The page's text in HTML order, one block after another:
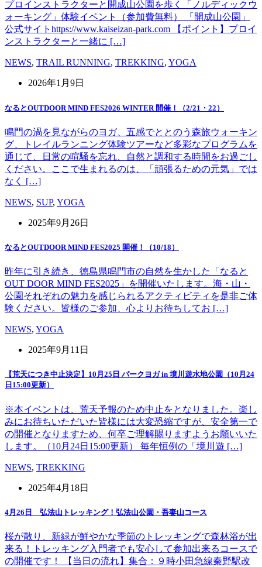
プロインストラクターと開成山公園を歩く「ノルディックウ
ォーキング」体験イベント（参加費無料） 「開成山公園」
公式サイトhttps://www.kaiseizan-park.com 【ポイント】プロイ
ンストラクターと一緒に […]
NEWS, TRAIL RUNNING, TREKKING, YOGA
2026年1月9日
なるとOUTDOOR MIND FES2026 WINTER 開催！（2/21・22）
鳴門の渦を見ながらのヨガ、五感でととのう森旅ウォーキン
グ、トレイルランニング体験ツアーなど多彩なプログラムを
通じて、日常の喧騒を忘れ、自然と調和する時間をお過ごし
ください。ここで生まれるのは、「頑張るための元気」では
なく […]
NEWS, SUP, YOGA
2025年9月26日
なるとOUTDOOR MIND FES2025 開催！（10/18）
昨年に引き続き、徳島県鳴門市の自然を生かした「なると
OUT DOOR MIND FES2025」を開催いたします。海・山・
公園それぞれの魅力を感じられるアクティビティを是非ご体
験ください。皆様のご参加、心よりお待ちしてお […]
NEWS, YOGA
2025年9月11日
【荒天につき中止決定】10月25日 パークヨガ in 境川遊水地公園（10月24
日15:00更新）
※本イベントは、荒天予報のため中止をとなりました。楽し
みにお待ちいただいた皆様には大変恐縮ですが、安全第一で
の開催となりますため、何卒ご理解賜りますようお願いいた
します。（10月24日15:00更新） 毎年恒例の「境川遊 […]
NEWS, TREKKING
2025年4月18日
4月26日 弘法山トレッキング！弘法山公園・吾妻山コース
桜が散り、新緑が鮮やかな季節のトレッキングで森林浴が出
来る！トレッキング入門者でも安心して参加出来るコースで
の開催です！ 【当日の流れ】集合：９時小田急線秦野駅改